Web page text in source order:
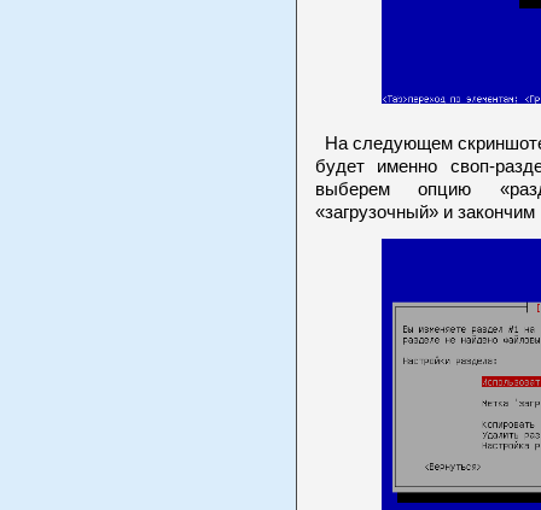
На следующем
будет именно своп-
выберем опцию
«загрузочный» и